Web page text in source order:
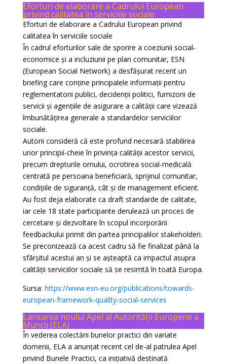
Eforturi de elaborare a Cadrului European
privind calitatea în serviciile sociale
Eforturi de elaborare a Cadrului European privind
calitatea în serviciile sociale
În cadrul eforturilor sale de sporire a coeziunii social-
economice și a incluziunii pe plan comunitar, ESN
(European Social Network) a desfășurat recent un
briefing care conține principalele informații pentru
reglementatorii publici, decidenții politici, furnizorii de
servicii și agențiile de asigurare a calității care vizează
îmbunătățirea generale a standardelor serviciilor
sociale.
Autorii consideră că este profund necesară stabilirea
unor principii-cheie în privința calității acestor servicii,
precum drepturile omului, ocrotirea social-medicală
centrată pe persoana beneficiară, sprijinul comunitar,
condițiile de siguranță, cât și de management eficient.
Au fost deja elaborate ca draft standarde de calitate,
iar cele 18 state participante derulează un proces de
cercetare și dezvoltare în scopul incorporării
feedbackului primit din partea principalilor stakeholderi.
Se preconizează ca acest cadru să fie finalizat până la
sfârșitul acestui an și se așteaptă ca impactul asupra
calității serviciilor sociale să se resimtă în toată Europa.
Sursa: https://www.esn-eu.org/publications/towards-
european-framework-quality-social-services
Lansarea noului Apel al Autorității Europene a
Muncii (ELA)
În vederea colectării bunelor practici din variate
domenii, ELA a anunțat recent cel de-al patrulea Apel
privind Bunele Practici, ca inițiativă destinată